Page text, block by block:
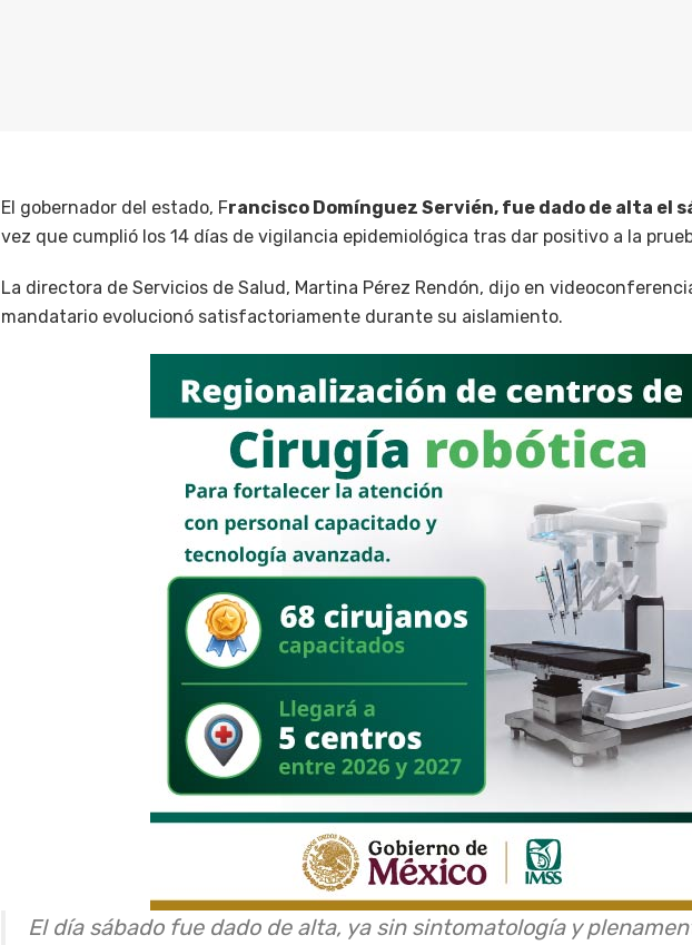
El gobernador del estado, Francisco Domínguez Servién, fue dado de alta el
vez que cumplió los 14 días de vigilancia epidemiológica tras dar positivo a la
La directora de Servicios de Salud, Martina Pérez Rendón, dijo en
mandatario evolucionó satisfactoriamente durante su aislamiento.
El día sábado fue dado de alta, ya sin sintomatología y